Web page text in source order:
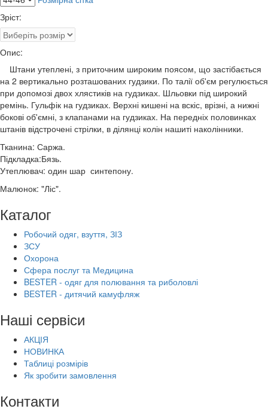
Зріст:
Опис:
Штани утеплені, з приточним широким поясом, що застібається
на 2 вертикально розташованих гудзики. По талії об'єм регулюється
при допомозі двох хлястиків на гудзиках. Шльовки під широкий
ремінь. Гульфік на гудзиках. Верхні кишені на вскіс, врізні, а нижні
бокові об'ємні, з клапанами на гудзиках. На передніх половинках
штанів відстрочені стрілки, в ділянці колін нашиті наколінники.
Тканина: Саржа.
Підкладка:Бязь.
Утеплювач: один шар синтепону.
Малюнок: "Ліс".
Каталог
Робочий одяг, взуття, ЗІЗ
ЗСУ
Охорона
Сфера послуг та Медицина
BESTER - одяг для полювання та риболовлі
BESTER - дитячий камуфляж
Наші сервіси
АКЦІЯ
НОВИНКА
Таблиці розмірів
Як зробити замовлення
Контакти